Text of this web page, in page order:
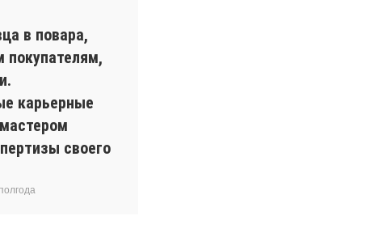
в повара,
покупателям,
карьерные
своего